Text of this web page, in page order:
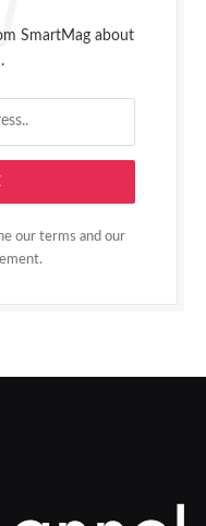
SmartMag about
our terms and our